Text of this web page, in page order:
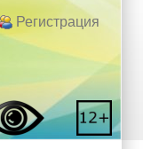
Регистрация